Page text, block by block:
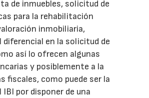
de inmuebles, solicitud de
para la rehabilitación
inmobiliaria,
diferencial en la solicitud de
así lo ofrecen algunas
y posiblemente a la
fiscales, como puede ser la
IBI por disponer de una